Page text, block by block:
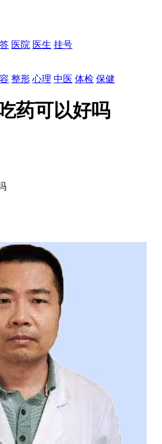
医院 医生 挂号
整形 心理 中医 体检 保健
药可以好吗